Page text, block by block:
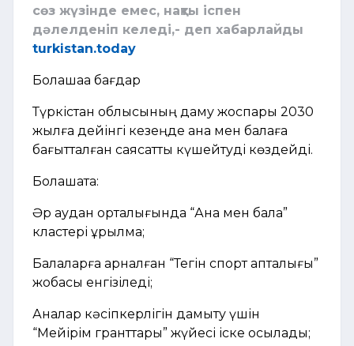
сөз жүзінде емес, нақты іспен
дәлелденіп келеді,- деп хабарлайды
turkistan.today
Болашаққа бағдар
Түркістан облысының даму жоспары 2030
жылға дейінгі кезеңде ана мен балаға
бағытталған саясатты күшейтуді көздейді.
Болашақта:
Әр аудан орталығында “Ана мен бала”
кластері құрылмақ;
Балаларға арналған “Тегін спорт апталығы”
жобасы енгізіледі;
Аналар кәсіпкерлігін дамыту үшін
“Мейірім гранттары” жүйесі іске қосылады;